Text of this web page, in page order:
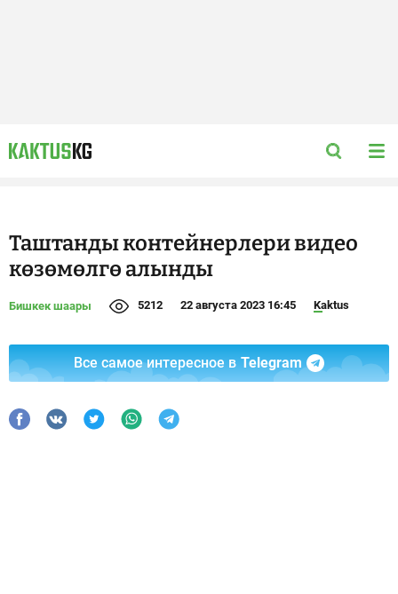
Таштанды контейнерлери видео
көзөмөлгө алынды
Бишкек шаары 5212 22 августа 2023 16:45 Kaktus
Все самое интересное в Telegram